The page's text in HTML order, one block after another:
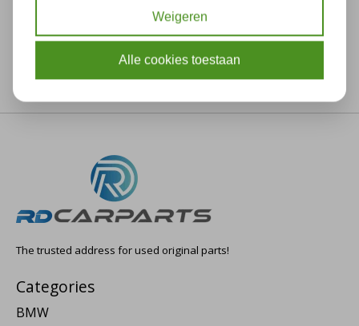
The trusted address for used original parts!
Categories
BMW
Weigeren
Alle cookies toestaan